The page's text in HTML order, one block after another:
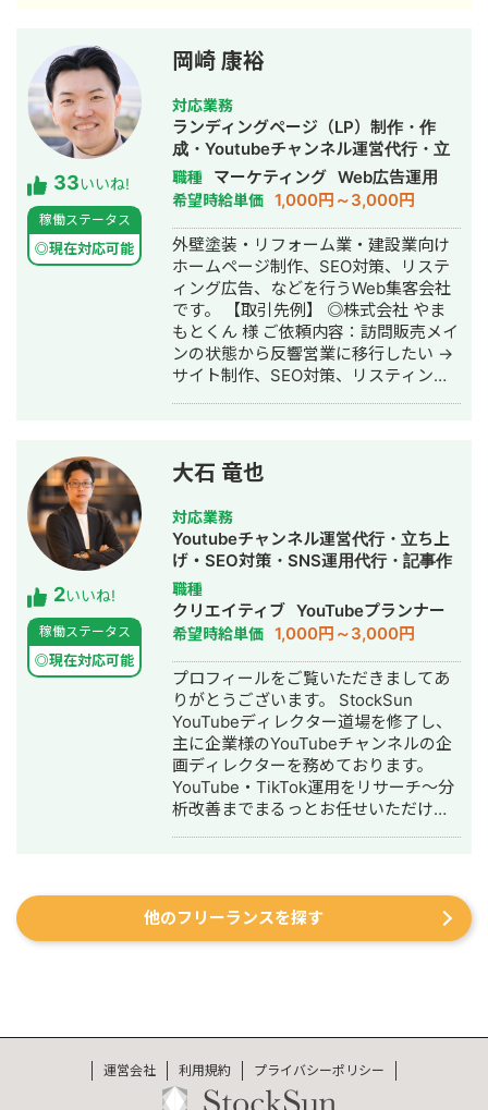
対策を1人で担当し、月間アクセス数を
約7倍(3,000→約22,000)、月間問い合
わせ件数を1件から4〜5件まで成長。
・人材系SEOメディアにてKW「商標名
+評判」で1位、「転職エージェント お
すすめ」で10位以内を獲得。
#YouTube ・法人向けYouTubeチャン
ネル運営に立ち上げ時から携わり、チ
ャンネル登録者数4,000人、月間商談獲
得10〜15件達成。 →企画、台本作成、
撮影、編集、分析全て担当。 ■ 主な経
験業界 ・買取サービス ・不用品回収
・人材紹介：toC/toBいずれも経験あり
・営業代行 ・SaaS ・広告代理店 ・飲
食店 ・官公庁
26歳で退職。国家資格取得を目指し医
療短期大学へ入学。 ■ 柔道整復師 国
家資格取得・整形外科入職 資格取得
後、岐阜県内の整形外科クリニックに
入職。臨床の現場で集客・経営課題を
肌で感じ、デジタルマーケティングへ
の関心が深まる。 ■ 誠美接骨院 創
業・FC学習塾 オーナー就任 岐阜県に
「誠美接骨院」を開業。県下初の取り
組みとして交通事故専門弁護士法人と
の業務提携を締結し、客単価80,000円
の高単価ビジネスモデルを確立。その
後、FC学習塾「キミノスクール岐阜
校」のオーナーとしても教育事業に参
入。自院・塾の集客でSNSやLINEを活
用したデジタルマーケティングを実
践・検証する中で、中小企業向けの
RYS REALIZE 代表取締役（創業・現在
13年目） 「地域の利益を生み出し課題
解決を実現する（Regional Yield
Solution REALIZE）」をミッションに
掲げ、岐阜県を拠点に全国の中小企
業・スタートアップを対象としたSNS
プロモーション・デジタルPR戦略支援
事業を展開。 Instagram・X・
TikTok・YouTube・LINEの全SNSプラ
ットフォームに対応した一気通貫の伴
走型PR支援を提供し、累計支援実績
300社以上。Lステップ正規代理店・iス
テップ正規代理店として、LINE・
Instagramの自動化支援にも対応。 代
理店ビジネスでは1年間で174社の加盟
獲得・売上9,500万円を達成するなど、
地方発のデジタルマーケティング会社
として実績を積み上げています。
33いいね!
稼働ステータス
◎現在対応可能
岡崎 康裕
対応業務
ランディングページ（LP）制作・作
成・Youtubeチャンネル運営代行・立
ち上げ・SEO対策・新規事業立上・
SNS運用代行・記事作成代行・ライテ
ィング・ホームページ制作・作成・バ
ナー制作・デザイン・リスティング広
告運用代行・オウンドメディア制作・
構築・運用代行・動画制作・動画編集
職種 マーケティング Web広告運用
希望時給単価 1,000円～3,000円
外壁塗装・リフォーム業・建設業向け
ホームページ制作、SEO対策、リステ
ィング広告、などを行うWeb集客会社
です。 【取引先例】 ◎株式会社 やま
もとくん 様 ご依頼内容：訪問販売メイ
ンの状態から反響営業に移行したい →
サイト制作、SEO対策、リスティング
ムコーポレーション（ユーペイント）
様 ご依頼内容：Web集客を依頼したい
→サイト制作、SEO対策、リスティン
グ広告運用を実施 ◎商工会・業界メデ
ィア支援例 「東村山市商工会」様 「外
壁塗装の窓口」様 ほか多数 ◎難関キー
ワードで上位表示 ・「屋根」で1位 ・
「ガルバリウム 鋼板」で1位 ・「塗り
壁」で1位 ・「外壁塗装」で3位 ・「埼
玉 リフォーム」「千葉県 外壁塗装」
「つくば市 外壁塗装」など地域キーワ
ードでも1位を多数獲得 【自己紹介】
・高校卒業後、札幌市で老舗の施工会
社に就職。職人として活動する ・
RIZAPの子会社に転職し、10年勤務。
事業部で最年少の支配人となり、新規
出店などを経験 ・副業だったマーケテ
ィング技術をもって独立 ・個人事業と
連続で150％以上の業績アップを実現
【略歴】 2018年〜2021年 ・外壁塗装
会社の集客のプロとして個人事業主で
https://s.lmes.jp/landing-
qr/2000788262-7YNDe1MK?
2いいね!
稼働ステータス
◎現在対応可能
大石 竜也
対応業務
Youtubeチャンネル運営代行・立ち上
げ・SEO対策・SNS運用代行・記事作
成代行・ライティング・動画制作・動
画編集・AI活用
職種
クリエイティブ YouTubeプランナー
希望時給単価 1,000円～3,000円
プロフィールをご覧いただきましてあ
りがとうございます。 StockSun
YouTubeディレクター道場を修了し、
主に企業様のYouTubeチャンネルの企
画ディレクターを務めております。
YouTube・TikTok運用をリサーチ～分
析改善までまるっとお任せいただけま
に携わる ▷2024年 フリーランスとし
て独立 └YouTube戦略立案 └動画制作
└YouTubeコンサル └TikTok運用代行
注実績200件以上(クラウドソーシング
サイト、オンラインサロン等) ・リサー
他のフリーランスを探す
運営会社 利用規約 プライバシーポリシー